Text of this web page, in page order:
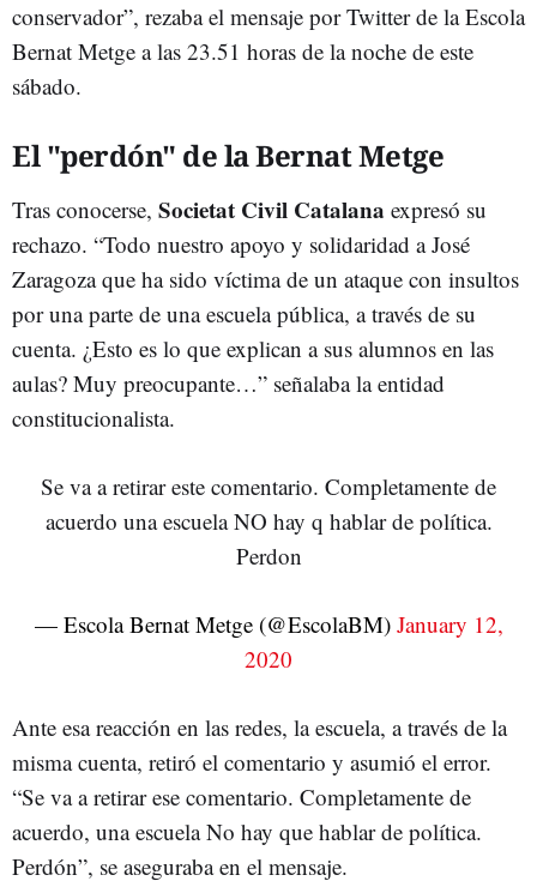
conservador”, rezaba el mensaje por Twitter de la Escola
Bernat Metge a las 23.51 horas de la noche de este
sábado.
El "perdón" de la Bernat Metge
Tras conocerse, Societat Civil Catalana expresó su
rechazo. “Todo nuestro apoyo y solidaridad a José
Zaragoza que ha sido víctima de un ataque con insultos
por una parte de una escuela pública, a través de su
cuenta. ¿Esto es lo que explican a sus alumnos en las
aulas? Muy preocupante…” señalaba la entidad
constitucionalista.
Se va a retirar este comentario. Completamente de
acuerdo una escuela NO hay q hablar de política.
Perdon
— Escola Bernat Metge (@EscolaBM) January 12,
2020
Ante esa reacción en las redes, la escuela, a través de la
misma cuenta, retiró el comentario y asumió el error.
“Se va a retirar ese comentario. Completamente de
acuerdo, una escuela No hay que hablar de política.
Perdón”, se aseguraba en el mensaje.